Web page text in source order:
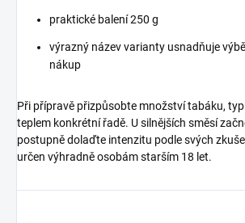
praktické balení 250 g
výrazný název varianty usnadňuje
nákup
Při přípravě přizpůsobte množství tabáku,
teplem konkrétní řadě. U silnějších směsí
postupně dolaďte intenzitu podle svých
určen výhradně osobám starším 18 let.